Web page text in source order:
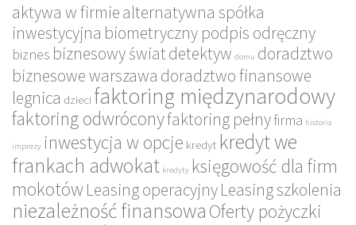
aktywa w firmiealternatywna spółka
inwestycyjna biometryczny podpis odręczny
biznes biznesowy światdetektyw domu doradztwo
biznesowe warszawa doradztwo finansowe
legnica dzieci faktoring międzynarodowy
faktoring odwróconyfaktoring pełnyfirma historia
imprezy inwestycja w opcje kredyt kredyt we
frankach adwokat kredyty księgowość dla firm
mokotówLeasing operacyjnyLeasing szkolenia
niezależność finansowa Oferty pożyczki